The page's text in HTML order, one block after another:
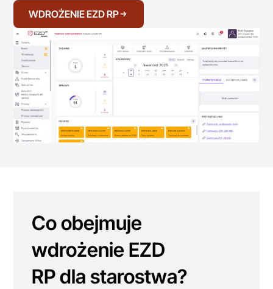
WDROŻENIE EZD RP
Co obejmuje
wdrożenie EZD
RP dla starostwa?